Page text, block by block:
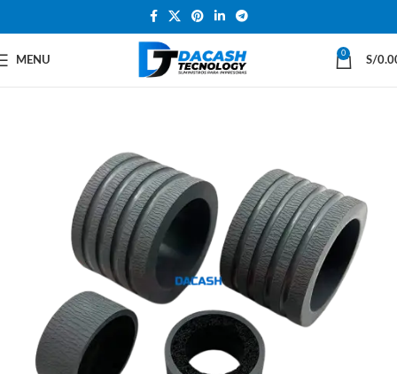
MENU
0
S/